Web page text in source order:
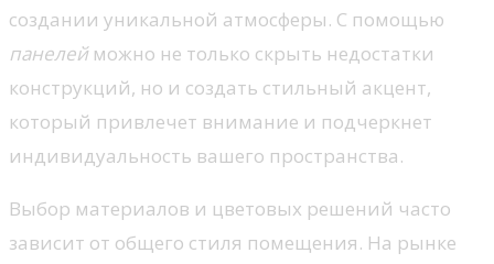
создании уникальной атмосферы. С помощью
панелейможно не только скрыть недостатки
конструкций, но и создать стильный акцент,
который привлечет внимание и подчеркнет
индивидуальность вашего пространства.
Выбор материалов и цветовых решений часто
зависит от общего стиля помещения. На рынке